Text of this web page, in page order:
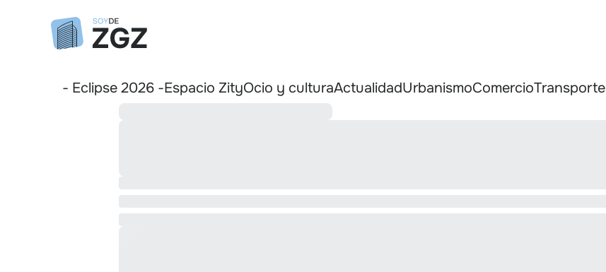
- Eclipse 2026 -Espacio ZityOcio y culturaActualidadUrbanismoComercioTransporte